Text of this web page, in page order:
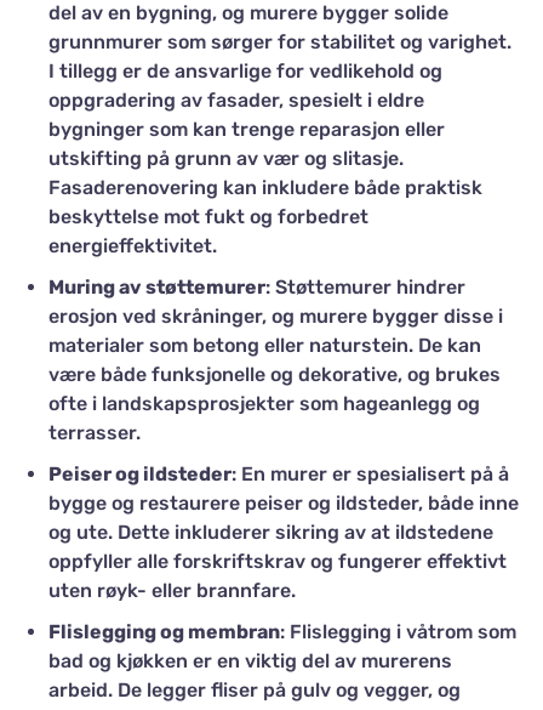
del av en bygning, og murere bygger solide
grunnmurer som sørger for stabilitet og varighet.
I tillegg er de ansvarlige for vedlikehold og
oppgradering av fasader, spesielt i eldre
bygninger som kan trenge reparasjon eller
utskifting på grunn av vær og slitasje.
Fasaderenovering kan inkludere både praktisk
beskyttelse mot fukt og forbedret
energieffektivitet.
Muring av støttemurer: Støttemurer hindrer
erosjon ved skråninger, og murere bygger disse i
materialer som betong eller naturstein. De kan
være både funksjonelle og dekorative, og brukes
ofte i landskapsprosjekter som hageanlegg og
terrasser.
Peiser og ildsteder: En murer er spesialisert på å
bygge og restaurere peiser og ildsteder, både inne
og ute. Dette inkluderer sikring av at ildstedene
oppfyller alle forskriftskrav og fungerer effektivt
uten røyk- eller brannfare.
Flislegging og membran: Flislegging i våtrom som
bad og kjøkken er en viktig del av murerens
arbeid. De legger fliser på gulv og vegger, og